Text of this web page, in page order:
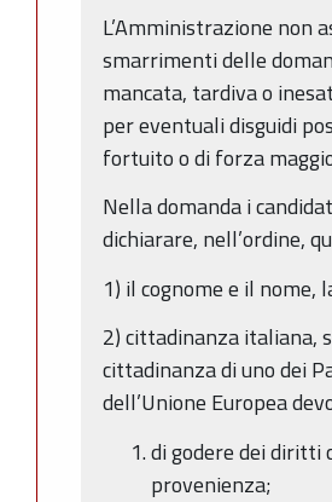
L’Amministrazione non
smarrimenti delle
mancata, tardiva o
per eventuali disguidi
fortuito o di forza
Nella domanda i
dichiarare, nell’ordine,
1) il cognome e il nome,
2) cittadinanza italiana,
cittadinanza di uno dei
dell’Unione Europea
di godere dei diritti
provenienza;